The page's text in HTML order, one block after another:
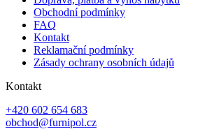
Obchodní podmínky
FAQ
Kontakt
Reklamační podmínky
Zásady ochrany osobních údajů
Kontakt
+420 602 654 683
obchod@furnipol.cz